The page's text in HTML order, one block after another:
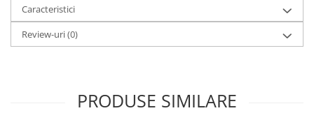
Caracteristici
Review-uri(0)
PRODUSE SIMILARE